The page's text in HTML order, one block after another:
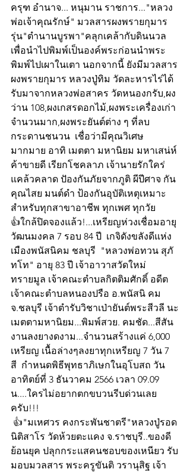
ครุฑ อำนาจ... หนุมาน ราชการ..."หลวง
พ่อเจ้าคุณรักษ์" มวลสารผงพรายกุมาร
รุ่น"ตำนานบูรพา"คลุกเคล้ากับดินนวล
เพื่อนำไปพิมพ์เป็นองค์พระก่อนนำพระ
พิมพ์ไปเผาในเตา นอกจากนี้ ยังมีมวลสาร
ผงพรายกุมาร หลวงปู่ทิม วัดละหารไร่ได้
รับมาจากหลวงพ่อสาคร วัดหนองกรับ,ผง
ว่าน 108,ผงเกสรดอกไม้,ผงพระเครื่องเก่า
จำนวนมาก,ผงพระยันต์ต่าง ๆ ที่ลบ
กระดานชนวน  เชื่อว่ามีคุณวิเศษ
มากมาย อาทิ เมตตา มหานิยม มหาเสน่ห์
ค้าขายดี เรียกโชคลาภ เจ้านายรักใคร่
แคล้วคลาด ปัองกันภัยจากภูติ ผีปีศาจ กัน
คุณไสย มนต์ดำ ป้องกันอุบัติเหตุเหมาะ
สำหรับทุกสาขาอาชีพ ทุกเพศ ทุกวัย
👍ใกล้ปิดจองแล้ว!...เหรียญห่วงเชื่อมอายุ
วัฒนมงคล 7 รอบ 84 ปี  เกจิดังขลังดีแห่ง
เมืองพนัสนิคม ชลบุรี  "หลวงพ่อทวน สุภั
ทโท" อายุ 83 ปี เจ้าอาวาสวัดใหม่
ทรายมูล เจ้าคณะตำบลกิตติมศักดิ์ อดีต
เจ้าคณะตำบลหนองปรือ อ.พนัสนิ คม
จ.ชลบุรี เจ้าตำรับวิชาเป่ายันต์พระสีวลี นะ
เมตตามหานิยม...พิมพ์สวย. คมชัด...สีสัน
งานลงยางดงาม...จำนวนสร้างแค่ 6,000
เหรียญ เนื้อล่างๆลงยาทุกเหรียญ 7 วัน 7
สี  กำหนดพิธีพุทธาภิเษกในอุโบสถ วัน
อาทิตย์ที่ 3 ธันวาคม 2566 เวลา 09.09
น....ใครไม่อยากตกขบวนรีบด่วนเลย
ครับ!!!
นิติสาโร วัดห้วยตะแคง จ.ราชบุรี..ของดี
ย้อนยุค ปลุกกระแสคนชอบของเหนียว รับ
มอบมวลสาร พระครูขันติ วรานุสิฐ เจ้า